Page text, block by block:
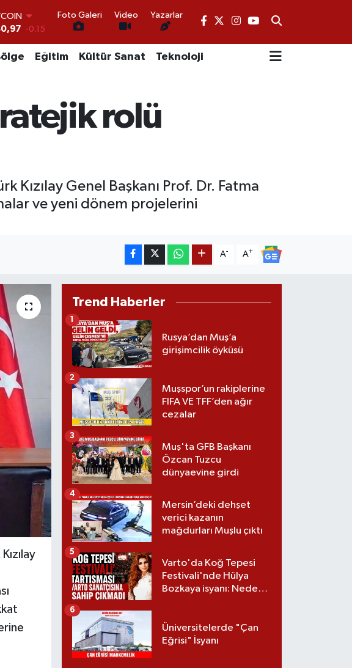
0.18
0.32
0
Foto Galeri Video Yazarlar
Eğitim Kültür Sanat Teknoloji
rolü
Genel Başkanı Prof. Dr. Fatma
ve yeni dönem projelerini
A- A+
Trend Haberler
Rusya’dan Muş’a
girişimcilik öyküsü
1
Muşspor’un rakiplerine
FIFA VE TFF’den ağır
cezalar
2
Muş'ta GFB Başkanı
Özcan Tuzcu
dünyaevine girdi
3
Mersin’deki dehşet
verici kazanın
mağdurları Muşlu çıktı
4
Varto'da Koğ Tepesi
Festivali'nde Hülya
Bozkaya isyanı: Neden
5
Üniversitelerde "Çan
Eğrisi" İsyanı
6